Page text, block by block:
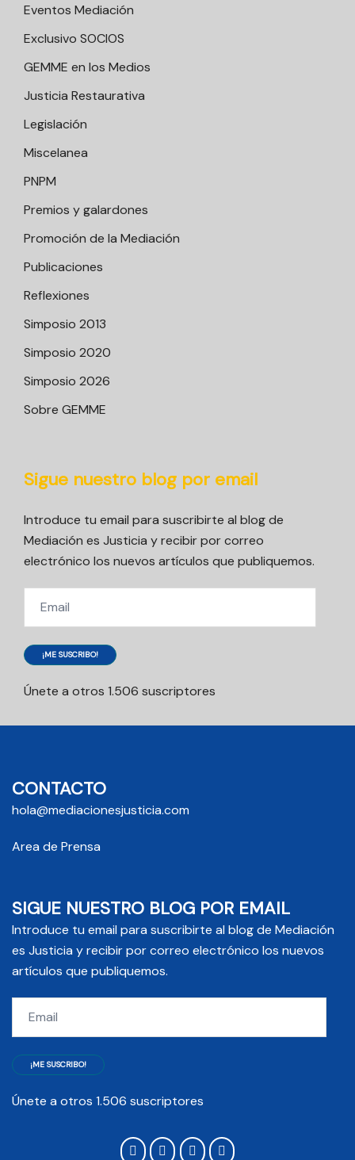
Eventos Mediación
Exclusivo SOCIOS
GEMME en los Medios
Justicia Restaurativa
Legislación
Miscelanea
PNPM
Premios y galardones
Promoción de la Mediación
Publicaciones
Reflexiones
Simposio 2013
Simposio 2020
Simposio 2026
Sobre GEMME
Sigue nuestro blog por email
Introduce tu email para suscribirte al blog de
Mediación es Justicia y recibir por correo
electrónico los nuevos artículos que publiquemos.
¡ME SUSCRIBO!
Únete a otros 1.506 suscriptores
CONTACTO
hola@mediacionesjusticia.com
Area de Prensa
SIGUE NUESTRO BLOG POR EMAIL
Introduce tu email para suscribirte al blog de Mediación
es Justicia y recibir por correo electrónico los nuevos
artículos que publiquemos.
¡ME SUSCRIBO!
Únete a otros 1.506 suscriptores